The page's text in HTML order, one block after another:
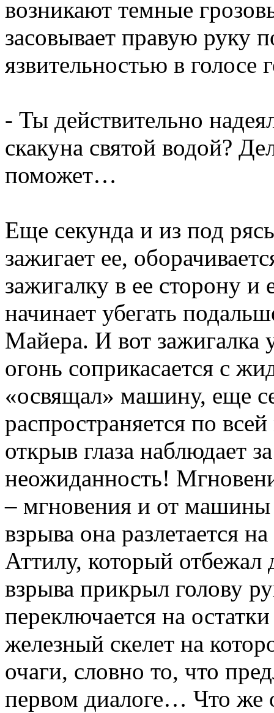
возникают темные
засовывает правую руку
язвительностью в голосе
- Ты действительно
скакуна святой водой?
поможет…
Еще секунда и из под
зажигает ее,
зажигалку в ее сторону и
начинает убегать
Майера. И вот зажигалка
огонь соприкасается с
«освящал» машину, еще
распространяется по
открыв глаза наблюдает
неожиданность!
– мгновения и от машины
взрыва она разлетается
Аттилу, который отбежал
взрыва прикрыл голову
переключается на
железный скелет на
очаги, словно то, что
первом диалоге… Что же